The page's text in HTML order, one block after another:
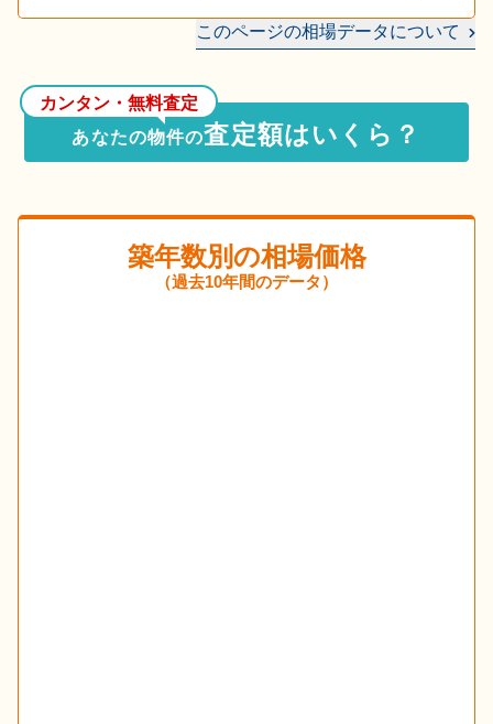
このページの相場データについて
カンタン・無料査定
あなたの物件の査定額はいくら？
築年数別の相場価格
（過去10年間のデータ）